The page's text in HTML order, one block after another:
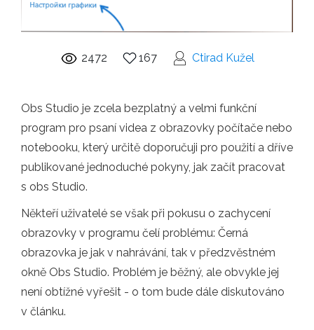
2472 167 Ctirad Kužel
Obs Studio je zcela bezplatný a velmi funkční
program pro psaní videa z obrazovky počítače nebo
notebooku, který určitě doporučuji pro použití a dříve
publikované jednoduché pokyny, jak začít pracovat
s obs Studio.
Někteří uživatelé se však při pokusu o zachycení
obrazovky v programu čelí problému: Černá
obrazovka je jak v nahrávání, tak v předzvěstném
okně Obs Studio. Problém je běžný, ale obvykle jej
není obtížné vyřešit - o tom bude dále diskutováno
v článku.